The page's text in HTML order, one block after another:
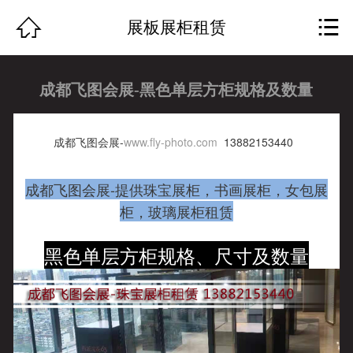
关于我们
飞图案例
服务项目
公司动态
行业资讯
瑞士赛兹
人才招聘
客户留言
 展板展柜租赁 
成都飞图会展-黑色单层方柜规格及数量
成都飞图会展-www.fly-photo.com 13882153440
成都飞图会展-提供珠宝展柜，书画展柜，女包展
柜，玻璃展柜租赁
黑色单层方柜规格、尺寸及数量